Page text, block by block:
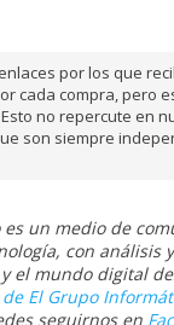
por los que
cada compra, pero
no repercute en
son siempre
un medio de
con análisis
el mundo digital
El Grupo
seguirnos en